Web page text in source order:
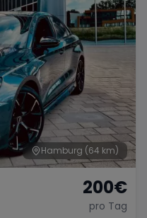
Hamburg (64 km)
200€
pro Tag